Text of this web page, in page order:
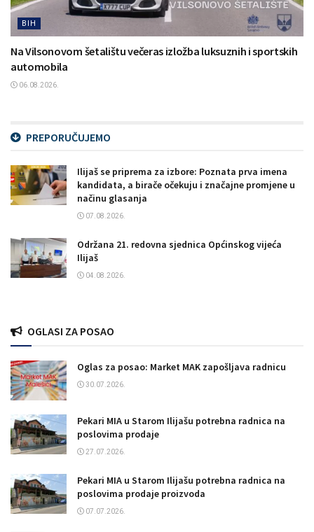
BIH
Na Vilsonovom šetalištu večeras izložba luksuznih i sportskih
automobila
06.08.2026.
PREPORUČUJEMO
Ilijaš se priprema za izbore: Poznata prva imena
kandidata, a birače očekuju i značajne promjene u
načinu glasanja
07.08.2026.
Održana 21. redovna sjednica Općinskog vijeća
Ilijaš
04.08.2026.
OGLASI ZA POSAO
Oglas za posao: Market MAK zapošljava radnicu
30.07.2026.
Pekari MIA u Starom Ilijašu potrebna radnica na
poslovima prodaje
27.07.2026.
Pekari MIA u Starom Ilijašu potrebna radnica na
poslovima prodaje proizvoda
07.07.2026.